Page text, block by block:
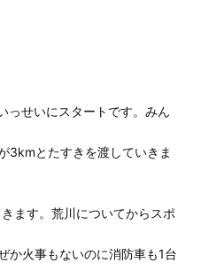
っせいにスタートです。みん
3kmとたすきを渡していきま
ます。荒川についてからスポ
か火事もないのに消防車も1台